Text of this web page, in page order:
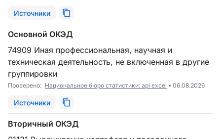
Источники
Основной ОКЭД
74909 Иная профессиональная, научная и
техническая деятельность, не включенная в другие
группировки
Проверено: Национальное бюро статистики: api excel 06.08.2026
Источники
Вторичный ОКЭД